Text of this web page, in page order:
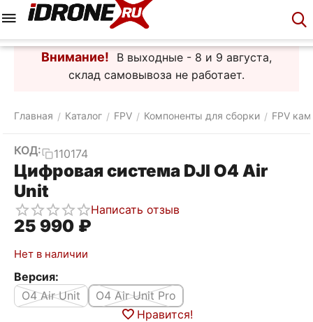
Внимание!
В выходные - 8 и 9 августа,
склад самовывоза не работает.
Главная / Каталог / FPV / Компоненты для сборки / FPV
КОД: 110174
Цифровая система DJI O4 Air
Unit
Написать отзыв
25 990 ₽
Нет в наличии
Версия:
O4 Air Unit
O4 Air Unit Pro
Нравится!
Корзина